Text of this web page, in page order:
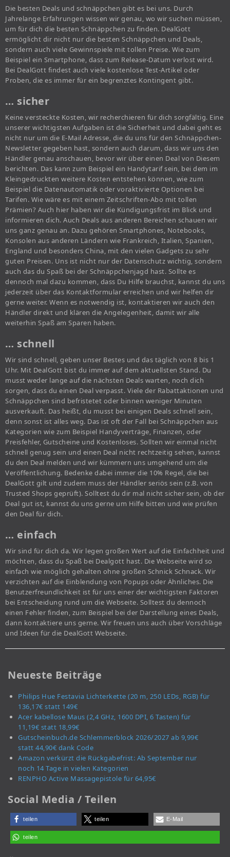
Die besten Deals und schnäppchen gibt es bei uns. Durch
Jahrelange Erfahrungen wissen wir genau, wo wir suchen müssen,
um für dich die besten Schnäppchen zu finden. DealGott
ermöglicht dir nicht nur die besten Schnäppchen und Deals,
sondern auch viele Gewinnspiele mit tollen Preise. Wie zum
Beispiel ein Smartphone, dass zum Release-Datum verlost wird.
Bei DealGott findest auch viele kostenlose Test-Artikel oder
Proben, die es immer für ein begrenztes Kontingent gibt.
… sicher
Keine versteckte Kosten, wir recherchieren für dich sorgfältig. Eine
unserer wichtigsten Aufgaben ist die Sicherheit und dabei geht es
nicht nur um die E-Mail Adresse, die du uns für den Schnäppchen-
Newsletter gegeben hast, sondern auch darum, dass wir uns den
Händler genau anschauen, bevor wir über einen Deal von Diesem
berichten. Das kann zum Beispiel ein Handytarif sein, bei dem im
Kleingedruckten weitere Kosten entstehen können, wie zum
Beispiel die Datenautomatik oder voraktivierte Optionen bei
Tarifen. Wie wäre es mit einem Zeitschriften-Abo mit tollen
Prämien? Auch hier haben wir die Kündigungsfrist im Blick und
informieren dich. Auch Deals aus anderen Bereichen schauen wir
uns ganz genau an. Dazu gehören Smartphones, Notebooks,
Konsolen aus anderen Ländern wie Frankreich, Italien, Spanien,
England und besonders China, mit den vielen Gadgets zu sehr
guten Preisen. Uns ist nicht nur der Datenschutz wichtig, sondern
auch das du Spaß bei der Schnäppchenjagd hast. Sollte es
dennoch mal dazu kommen, dass Du Hilfe brauchst, kannst du uns
jederzeit über das Kontaktformular erreichen und wir helfen dir
gerne weiter. Wenn es notwendig ist, kontaktieren wir auch den
Händler direkt und klären die Angelegenheit, damit wir alle
weiterhin Spaß am Sparen haben.
… schnell
Wir sind schnell, geben unser Bestes und das täglich von 8 bis 1
Uhr. Mit DealGott bist du immer auf dem aktuellsten Stand. Du
musst weder lange auf die nächsten Deals warten, noch dich
sorgen, dass du einen Deal verpasst. Viele der Rabattaktionen und
Schnäppchen sind befristetet oder binnen weniger Minuten
ausverkauft. Das heißt, du musst bei einigen Deals schnell sein,
denn sonst ist alles weg. Das ist oft der Fall bei Schnäppchen aus
Kategorien wie zum Beispiel Handyverträge, Finanzen, oder
Preisfehler, Gutscheine und Kostenloses. Sollten wir einmal nicht
schnell genug sein und einen Deal nicht rechtzeitig sehen, kannst
du den Deal melden und wir kümmern uns umgehend um die
Veröffentlichung. Bedenke dabei immer die 10% Regel, die bei
DealGott gilt und zudem muss der Händler seriös sein (z.B. von
Trusted Shops geprüft). Solltest du dir mal nicht sicher sein, ob der
Deal gut ist, kannst du uns gerne um Hilfe bitten und wie prüfen
den Deal für dich.
… einfach
Wir sind für dich da. Wir legen großen Wert auf die Einfachheit und
möchten, dass du Spaß bei Dealgott hast. Die Webseite wird so
einfach wie möglich gehalten ohne großen Schnick Schnack. Wir
verzichten auf die Einblendung von Popups oder Ähnliches. Die
Benutzerfreundlichkeit ist für uns einer der wichtigsten Faktoren
bei Entscheidung rund um die Webseite. Solltest du dennoch
einen Fehler finden, zum Beispiel bei der Darstellung eines Deals,
dann kontaktiere uns gerne. Wir freuen uns auch über Vorschläge
und Ideen für die DealGott Webseite.
Neueste Beiträge
Philips Hue Festavia Lichterkette (20 m, 250 LEDs, RGB) für
136,17€ statt 149€
Acer kabellose Maus (2,4 GHz, 1600 DPI, 6 Tasten) für
11,19€ statt 18,99€
Gutscheinbuch.de Schlemmerblock 2026/2027 ab 9,99€
statt 44,90€ dank Code
Amazon verkürzt die Rückgabefrist: Ab September nur
noch 14 Tage in vielen Kategorien
RENPHO Active Massagepistole für 64,95€
Social Media / Teilen
teilen teilen E-Mail
teilen